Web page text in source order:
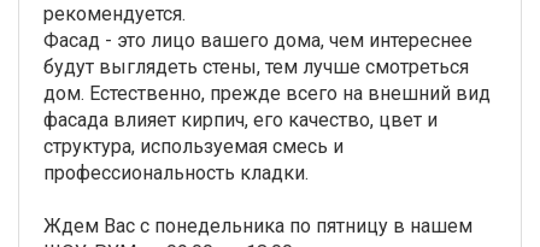
рекомендуется.
Фасад - это лицо вашего дома, чем интереснее
будут выглядеть стены, тем лучше смотреться
дом. Естественно, прежде всего на внешний вид
фасада влияет кирпич, его качество, цвет и
структура, используемая смесь и
профессиональность кладки.
Ждем Вас с понедельника по пятницу в нашем